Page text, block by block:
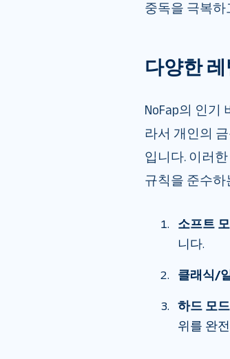
중독을 극복하
다양한
NoFap의 인기
라서 개인의
입니다. 이러
규칙을 준수하
소프트
니다.
클래식/
하드 모드
위를 완